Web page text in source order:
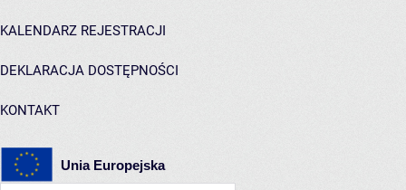
KALENDARZ REJESTRACJI
DEKLARACJA DOSTĘPNOŚCI
KONTAKT
Unia Europejska